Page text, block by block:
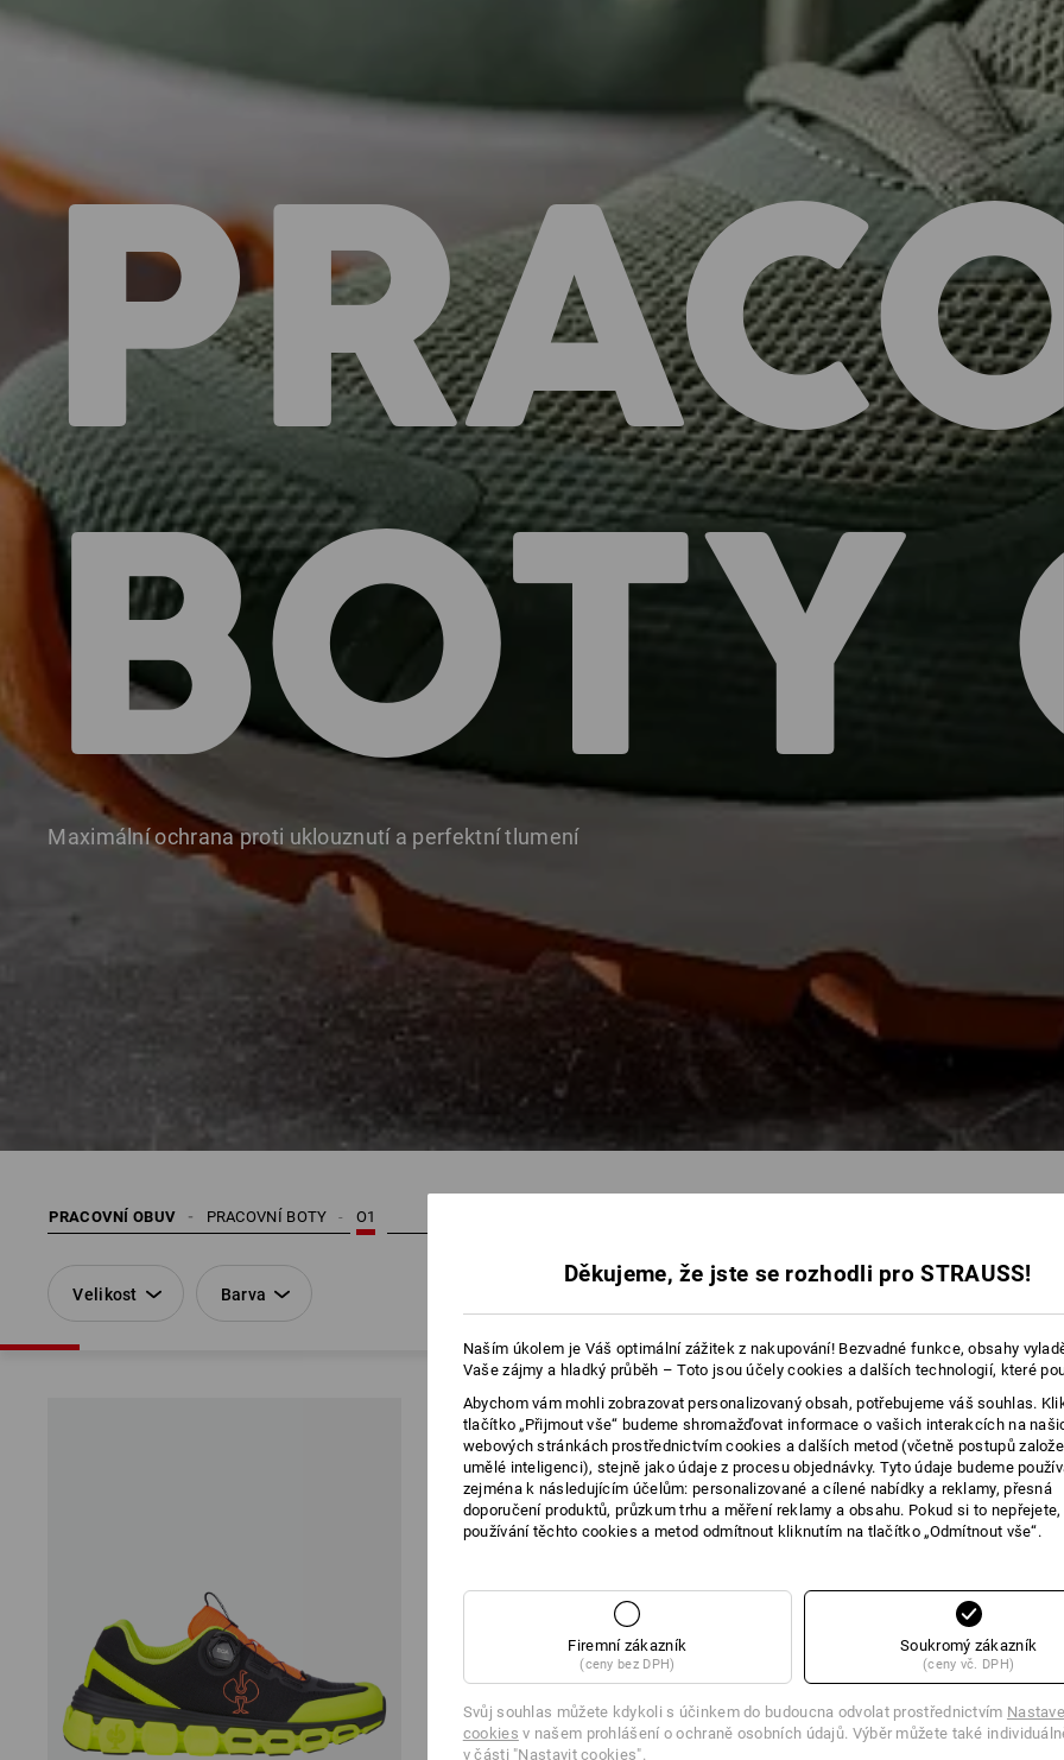
BOTY
Maximální ochrana proti uklouznutí a perfektní tlumení
PRACOVNÍ OBUV O1
PRACOVNÍ BOTY
Velikost Barva
Děkujeme, že jste se rozhodli pro STRAUSS!
Naším úkolem je Váš optimální zážitek z nakupování! Bezvadné funkce, obsahy
Vaše zájmy a hladký průběh – Toto jsou účely cookies a dalších technologií, které
Abychom vám mohli zobrazovat personalizovaný obsah, potřebujeme váš souhlas.
tlačítko „Přijmout vše“ budeme shromažďovat informace o vašich interakcích na
webových stránkách prostřednictvím cookies a dalších metod (včetně postupů
umělé inteligenci), stejně jako údaje z procesu objednávky. Tyto údaje budeme
zejména k následujícím účelům: personalizované a cílené nabídky a reklamy, přesná
doporučení produktů, průzkum trhu a měření reklamy a obsahu. Pokud si to
používání těchto cookies a metod odmítnout kliknutím na tlačítko „Odmítnout vše“.
Firemní zákazník
(ceny bez DPH)
Soukromý zákazník
(ceny vč. DPH)
Svůj souhlas můžete kdykoli s účinkem do budoucna odvolat prostřednictvím
cookies v našem prohlášení o ochraně osobních údajů. Výběr můžete také
v části "Nastavit cookies".